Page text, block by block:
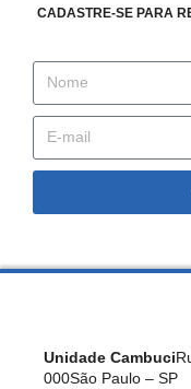
CADASTRE-SE PARA
Unidade Cambuci
000São Paulo – SP